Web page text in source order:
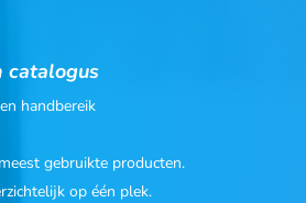
catalogus
handbereik
gebruikte producten.
op één plek.